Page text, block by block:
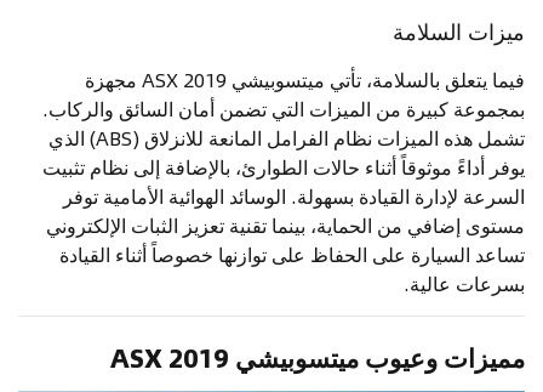
ميزات السلامة
فيما يتعلق بالسلامة، تأتي ميتسوبيشي ASX 2019 مجهزة
بمجموعة كبيرة من الميزات التي تضمن أمان السائق والركاب.
تشمل هذه الميزات نظام الفرامل المانعة للانزلاق (ABS) الذي
يوفر أداءً موثوقاً أثناء حالات الطوارئ، بالإضافة إلى نظام تثبيت
السرعة لإدارة القيادة بسهولة. الوسائد الهوائية الأمامية توفر
مستوى إضافي من الحماية، بينما تقنية تعزيز الثبات الإلكتروني
تساعد السيارة على الحفاظ على توازنها خصوصاً أثناء القيادة
بسرعات عالية.
مميزات وعيوب ميتسوبيشي ASX 2019